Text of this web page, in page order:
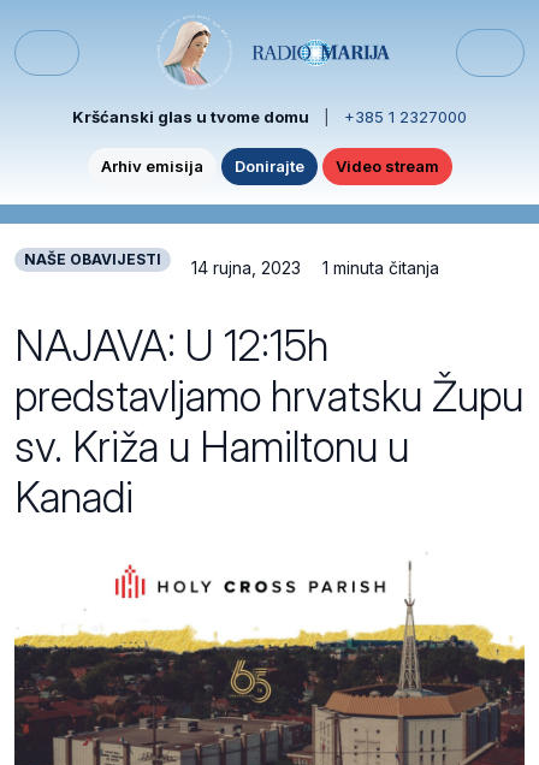
Menu
Kršćanski glas u tvome domu +385 1 2327000
Arhiv emisija Donirajte Video stream
NAŠE OBAVIJESTI 14 rujna, 2023 1 minuta čitanja
NAJAVA: U 12:15h
predstavljamo hrvatsku Župu
sv. Križa u Hamiltonu u
Kanadi